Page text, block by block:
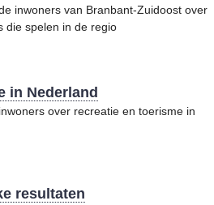
inwoners van Branbant-Zuidoost over
die spelen in de regio
in Nederland
over recreatie en toerisme in
resultaten